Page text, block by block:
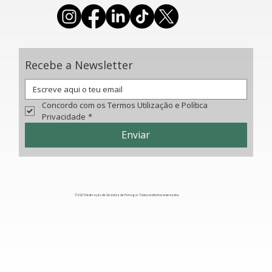
Mundo Júnior
Recebe a Newsletter
Concordo com os Termos Utilização e Política
Privacidade *
Enviar
© 2025 Federação de Ginástica de Portugal. Todos os direitos reservados.